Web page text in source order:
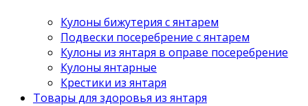
Кулоны бижутерия с янтарем
Подвески посеребрение с янтарем
Кулоны из янтаря в оправе посеребрение
Кулоны янтарные
Крестики из янтаря
Товары для здоровья из янтаря